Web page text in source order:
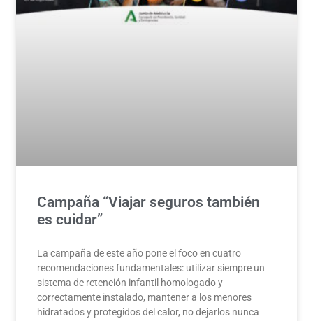
Campaña “Viajar seguros también
es cuidar”
La campaña de este año pone el foco en cuatro
recomendaciones fundamentales: utilizar siempre un
sistema de retención infantil homologado y
correctamente instalado, mantener a los menores
hidratados y protegidos del calor, no dejarlos nunca